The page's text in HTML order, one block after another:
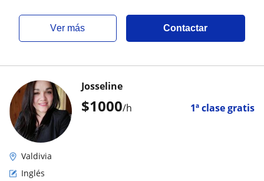
ver más Contactar
$1000/h 1ª clase gratis
Josseline
Valdivia
Inglés